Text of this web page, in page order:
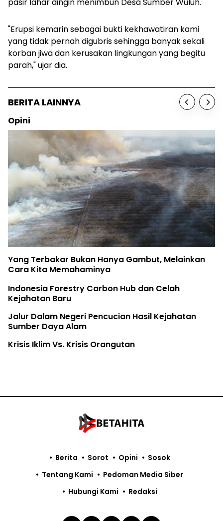
pasir lahar dingin menimbun Desa Sumber Wuluh.
"Erupsi kemarin sebagai bukti kekhawatiran kami
yang tidak pernah digubris sehingga banyak sekali
korban jiwa dan kerusakan lingkungan yang begitu
parah," ujar dia.
BERITA LAINNYA
Opini
Yang Terbakar Bukan Hanya Gambut, Melainkan
Cara Kita Memahaminya
Indonesia Forestry Carbon Hub dan Celah
Kejahatan Baru
Jalur Dalam Negeri Pencucian Hasil Kejahatan
Sumber Daya Alam
Krisis Iklim Vs. Krisis Orangutan
Berita Sorot Opini
Sosok
Tentang Kami
Pedoman Media Siber
Hubungi Kami
Redaksi